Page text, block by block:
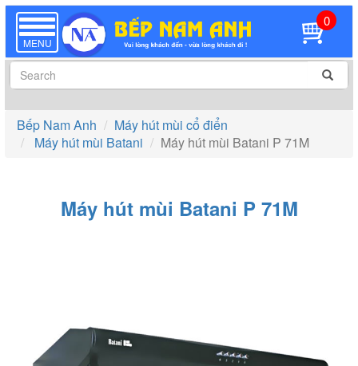
TOGGLE
NAVIGATION
MENU
0
Bếp Nam Anh
Máy hút mùi cổ điển
Máy hút mùi Batani
Máy hút mùi Batani P 71M
Máy hút mùi Batani P 71M